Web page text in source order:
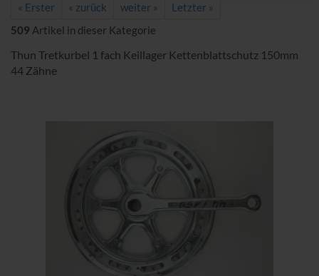
« Erster « zurück weiter »
Letzter »
509 Artikel in dieser Kategorie
Thun Tretkurbel 1 fach Keillager Kettenblattschutz 150mm
44 Zähne